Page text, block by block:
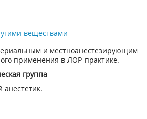
веществами
и местноанестезирующим
применения в ЛОР-практике.
группа
анестетик.